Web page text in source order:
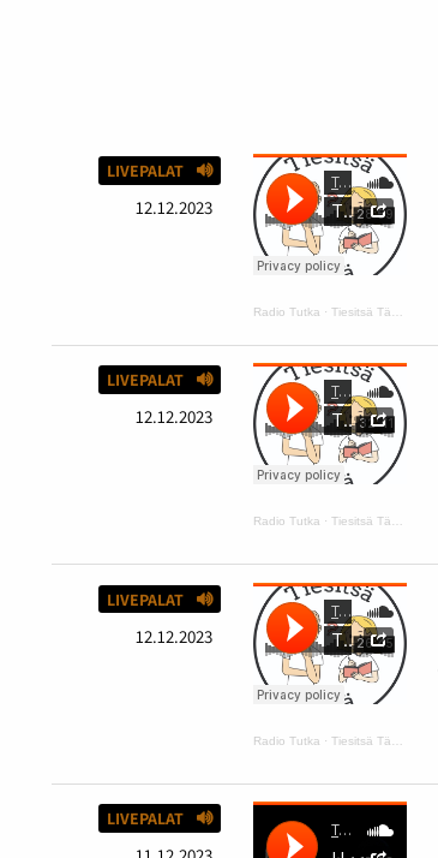
LIVEPALAT
12.12.2023
Radio Tutka ·Tiesitsä Tätä: hyvä ja huono tuuri
LIVEPALAT
12.12.2023
Radio Tutka ·Tiesitsä Tätä: harmaus ja Disneyn synttärit
LIVEPALAT
12.12.2023
Radio Tutka ·Tiesitsä Tätä: Halloween
LIVEPALAT